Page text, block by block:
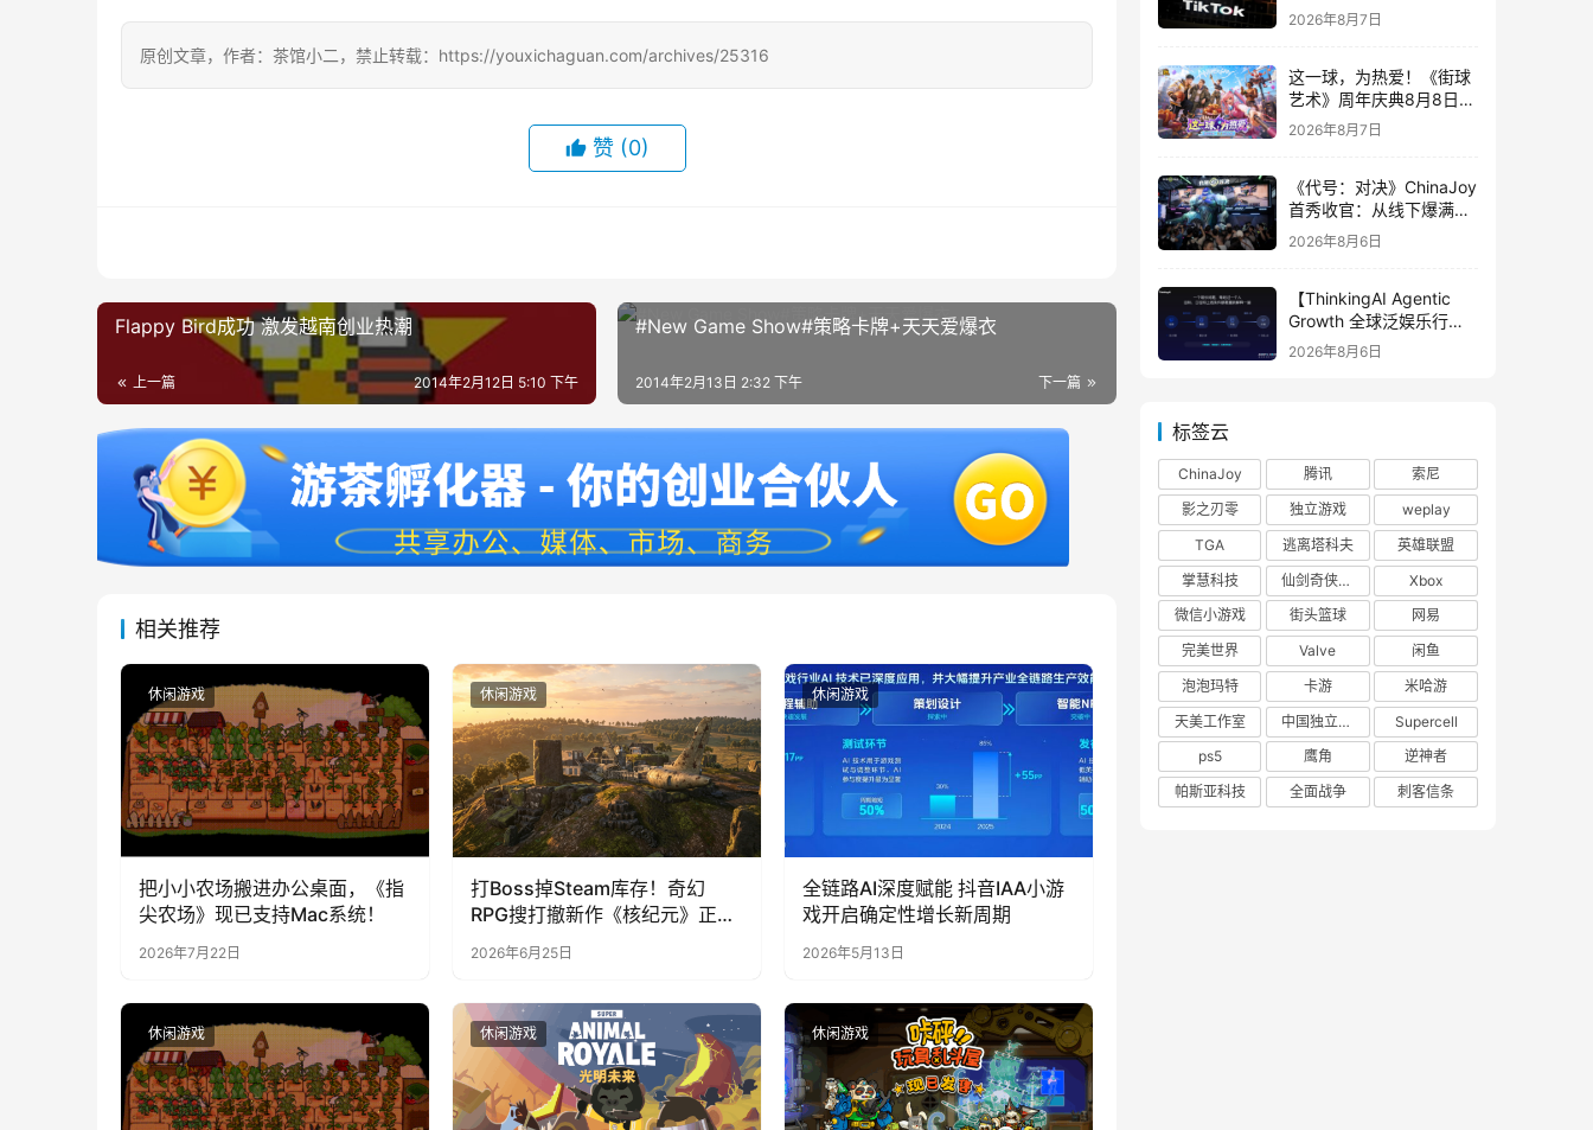
原创文章，作者：茶馆小二，禁止转载：https://youxichaguan.com/archives/25316
赞 (0)
Flappy Bird成功 激发越南创业热潮
上一篇 2014年2月12日 5:10 下午
#New Game Show#策略卡牌+天天爱爆衣
下一篇
2014年2月13日 2:32 下午
相关推荐
休闲游戏
把小小农场搬进办公桌面，《指
尖农场》现已支持Mac系统！
2026年7月22日
休闲游戏
打Boss掉Steam库存！奇幻
RPG搜打撤新作《核纪元》正式
上线Steam：武器属性全靠手
造，暴死全掉光！
2026年6月25日
休闲游戏
全链路AI深度赋能 抖音IAA小游
戏开启确定性增长新周期
2026年5月13日
休闲游戏 休闲游戏 休闲游戏
2026年8月7日
这一球，为热爱！《街球
艺术》周年庆典8月8日正
式上线，多重福利与全新
2026年8月7日
《代号：对决》ChinaJoy
首秀收官：从线下爆满看
见玩家的真实期待
2026年8月6日
【ThinkingAI Agentic
Growth 全球泛娱乐行业
峰会】Agent 时代，人到
2026年8月6日
标签云
ChinaJoy 腾讯
索尼
影之刃零
独立游戏
weplay
TGA
逃离塔科夫
英雄联盟
掌慧科技
仙剑奇侠传四
Xbox
微信小游戏
街头篮球
网易
完美世界
Valve
闲鱼
泡泡玛特
卡游
米哈游
天美工作室
中国独立游戏联盟
Supercell
ps5
鹰角
逆神者
帕斯亚科技
全面战争 刺客信条